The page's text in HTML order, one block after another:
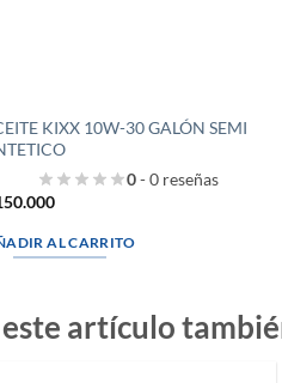
KIXX 10W-30 GALÓN SEMI
0- 0 reseñas
AL CARRITO
artículo